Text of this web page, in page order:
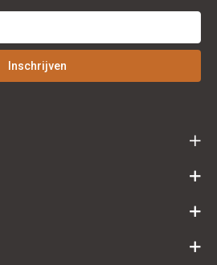
Inschrijven